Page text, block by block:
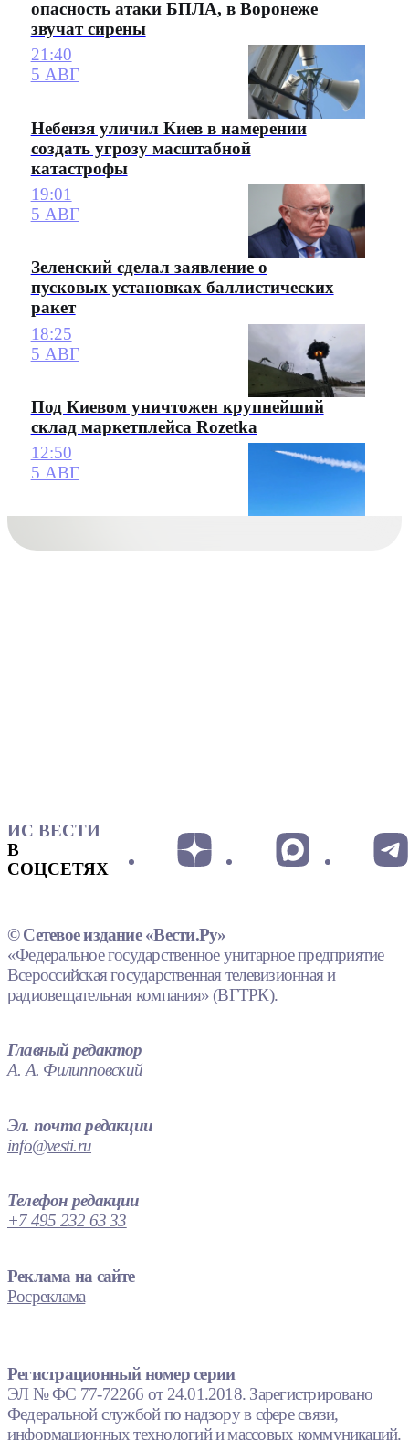
опасность атаки БПЛА, в Воронеже
звучат сирены
21:40
5 АВГ
Небензя уличил Киев в намерении
создать угрозу масштабной
катастрофы
19:01
5 АВГ
Зеленский сделал заявление о
пусковых установках баллистических
ракет
18:25
5 АВГ
Под Киевом уничтожен крупнейший
склад маркетплейса Rozetka
12:50
5 АВГ
ИС ВЕСТИ
В
СОЦСЕТЯХ
© Сетевое издание «Вести.Ру»
«Федеральное государственное унитарное предприятие
Всероссийская государственная телевизионная и
радиовещательная компания» (ВГТРК).
Главный редактор
А. А. Филипповский
Эл. почта редакции
info@vesti.ru
Телефон редакции
+7 495 232 63 33
Реклама на сайте
Росреклама
Регистрационный номер серии
ЭЛ № ФС 77-72266 от 24.01.2018. Зарегистрировано
Федеральной службой по надзору в сфере связи,
информационных технологий и массовых коммуникаций.